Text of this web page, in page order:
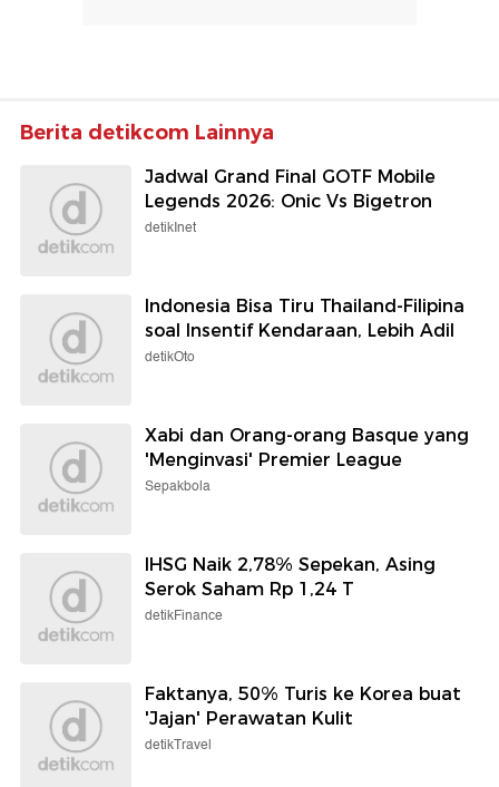
Berita detikcom Lainnya
Jadwal Grand Final GOTF Mobile
Legends 2026: Onic Vs Bigetron
detikInet
Indonesia Bisa Tiru Thailand-Filipina
soal Insentif Kendaraan, Lebih Adil
detikOto
Xabi dan Orang-orang Basque yang
'Menginvasi' Premier League
Sepakbola
IHSG Naik 2,78% Sepekan, Asing
Serok Saham Rp 1,24 T
detikFinance
Faktanya, 50% Turis ke Korea buat
'Jajan' Perawatan Kulit
detikTravel